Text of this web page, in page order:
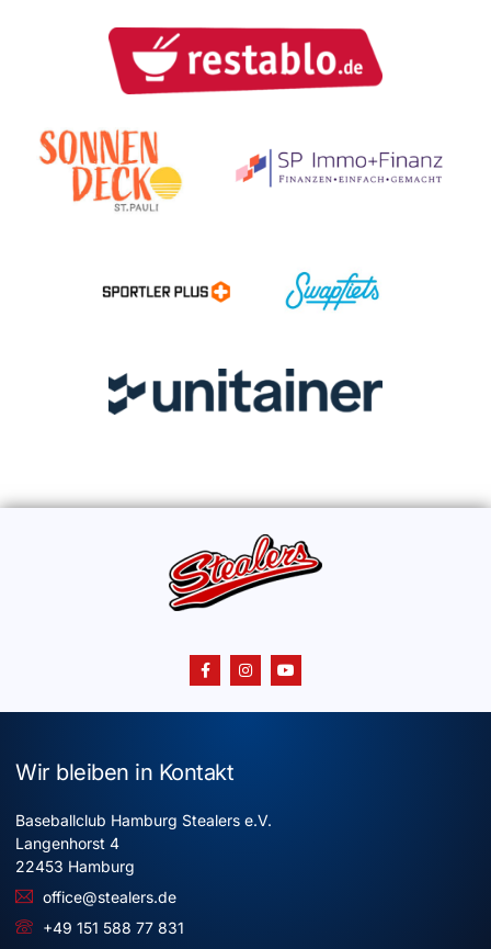
Wir bleiben in Kontakt
Baseballclub Hamburg Stealers e.V.
Langenhorst 4
22453 Hamburg
office@stealers.de
+49 151 588 77 831